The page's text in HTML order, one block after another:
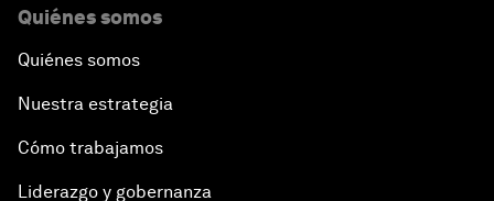
Quiénes somos
Quiénes somos
Nuestra estrategia
Cómo trabajamos
Liderazgo y gobernanza